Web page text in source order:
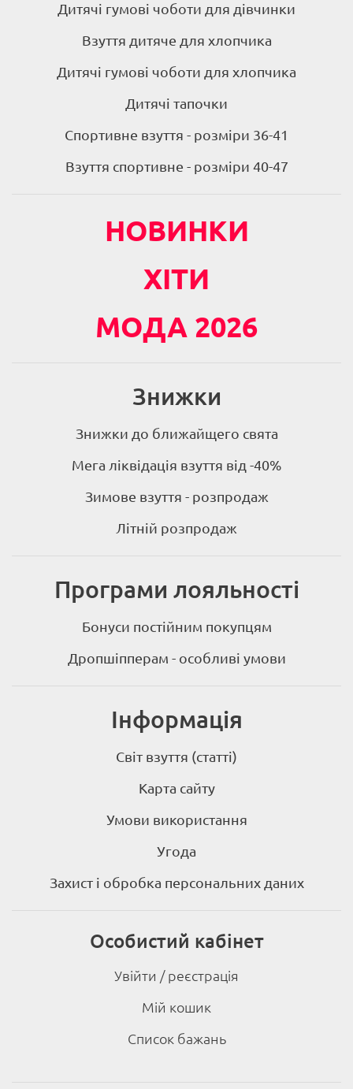
Дитячі гумові чоботи для дівчинки
Взуття дитяче для хлопчика
Дитячі гумові чоботи для хлопчика
Дитячі тапочки
Спортивне взуття - розміри 36-41
Взуття спортивне - розміри 40-47
НОВИНКИ
ХІТИ
МОДА 2026
Знижки
Знижки до ближайщего свята
Мега ліквідація взуття від -40%
Зимове взуття - розпродаж
Літній розпродаж
Програми лояльності
Бонуси постійним покупцям
Дропшіпперам - особливі умови
Інформація
Світ взуття (статті)
Карта сайту
Умови використання
Угода
Захист і обробка персональних даних
Особистий кабінет
Увійти / реєстрація
Мій кошик
Список бажань